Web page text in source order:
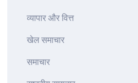
व्यापार और वित्त
खेल समाचार
समाचार